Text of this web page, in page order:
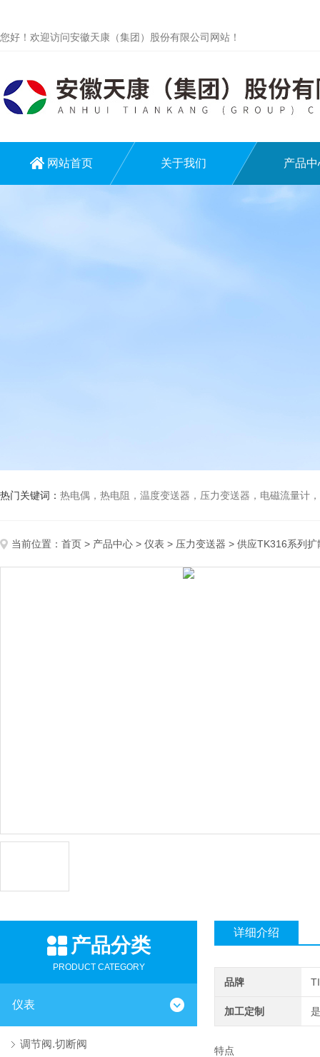
您好！欢迎访问安徽天康（集团）股份有限公司网站！
网站首页 关于我们 产品中
热门关键词： 热电偶，热电阻，温度变送器，压力变送器，电磁流量计，
当前位置： 首页 > 产品中心 > 仪表 > 压力变送器 > 供应TK316系列扩
产品分类
PRODUCT CATEGORY
仪表
调节阀.切断阀
详细介绍
品牌
加工定制
特点